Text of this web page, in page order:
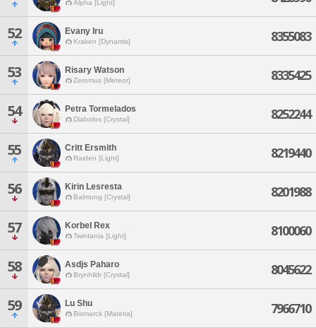
Alpha [Light]
52 Evany Iru
Kraken [Dynamis] 8355083
53 Risary Watson
Zeromus [Meteor] 8335425
54 Petra Tormelados
Diabolos [Crystal] 8252244
55 Critt Ersmith
Raiden [Light] 8219440
56 Kirin Lesresta
Balmung [Crystal] 8201988
57 Korbel Rex
Twintania [Light] 8100060
58 Asdjs Paharo
Brynhildr [Crystal] 8045622
59 Lu Shu
Bismarck [Materia] 7966710